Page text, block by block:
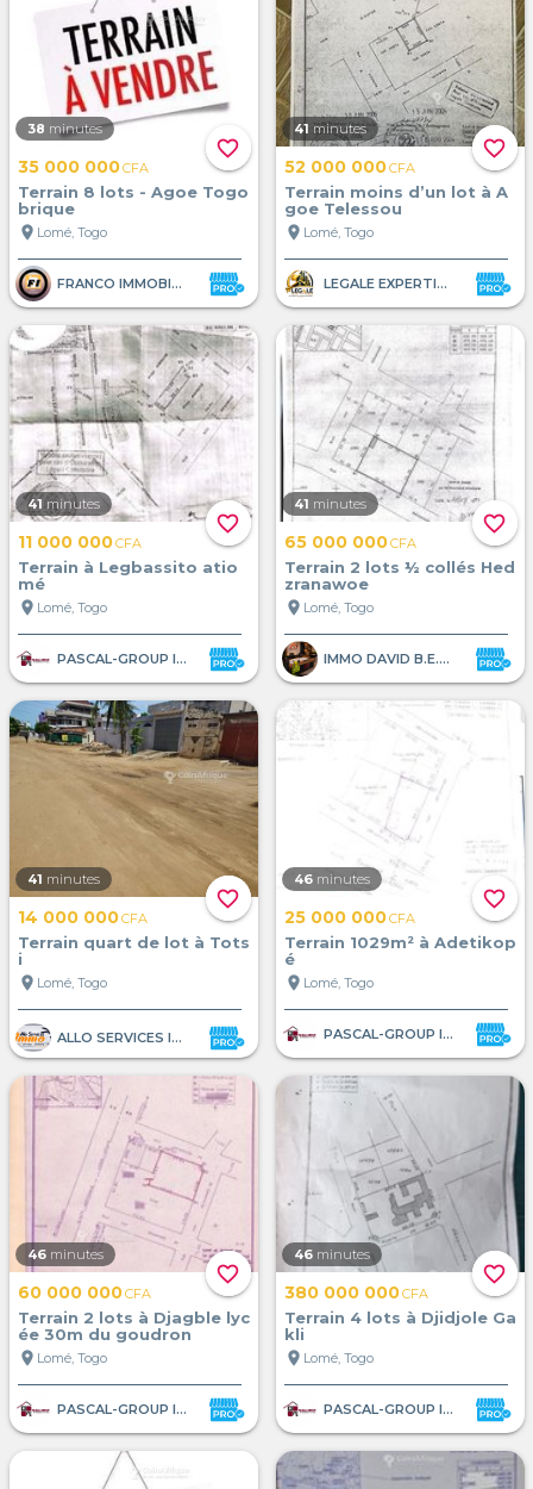
favorite_border
38 minutes
35 000 000CFA
Terrain 8 lots - Agoe Togo
brique
location_on Lomé, Togo
FRANCO IMMOBILIER
favorite_border
41 minutes
52 000 000CFA
Terrain moins d’un lot à A
goe Telessou
location_on Lomé, Togo
LEGALE EXPERTISE AFRIQUE
favorite_border
41 minutes
11 000 000CFA
Terrain à Legbassito atio
mé
location_on Lomé, Togo
PASCAL-GROUP IMMOBILIER
favorite_border
41 minutes
65 000 000CFA
Terrain 2 lots ½ collés Hed
zranawoe
location_on Lomé, Togo
IMMO DAVID B.E.A.M
favorite_border
41 minutes
14 000 000CFA
Terrain quart de lot à Tots
i
location_on Lomé, Togo
ALLO SERVICES IMMO
favorite_border
46 minutes
25 000 000CFA
Terrain 1029m² à Adetikop
é
location_on Lomé, Togo
PASCAL-GROUP IMMOBILIER
favorite_border
46 minutes
60 000 000CFA
Terrain 2 lots à Djagble lyc
ée 30m du goudron
location_on Lomé, Togo
PASCAL-GROUP IMMOBILIER
favorite_border
46 minutes
380 000 000CFA
Terrain 4 lots à Djidjole Ga
kli
location_on Lomé, Togo
PASCAL-GROUP IMMOBILIER